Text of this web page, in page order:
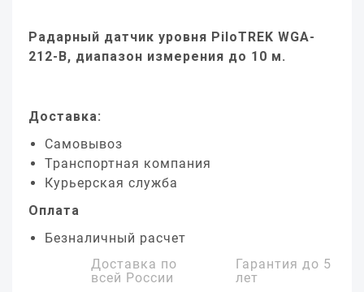
Радарный датчик уровня PiloTREK WGA-
212-B, диапазон измерения до 10 м.
Доставка:
Самовывоз
Транспортная компания
Курьерская служба
Оплата
Безналичный расчет
Доставка по
всей России
Гарантия до 5
лет